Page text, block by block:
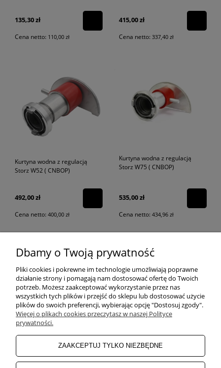
135,30 zł
Cena netto: 110,00 zł
415,00 zł
Cena netto: 337,40 zł
Kurtyna wodna z regulacją
Storz W52 ( CNBOP)
492,00 zł
Cena netto: 400,00 zł
Kurtyna wodna z regulacją
Storz W75 ( CNBOP)
535,00 zł
Cena netto: 434,96 zł
POMOC
ZAKUPY
MOJE KONTO
Dbamy o Twoją prywatność
Pliki cookies i pokrewne im technologie umożliwiają poprawne
działanie strony i pomagają nam dostosować ofertę do Twoich
potrzeb. Możesz zaakceptować wykorzystanie przez nas
wszystkich tych plików i przejść do sklepu lub dostosować użycie
plików do swoich preferencji, wybierając opcję "Dostosuj zgody".
Więcej o plikach cookies przeczytasz w naszej Polityce
prywatności.
ZAAKCEPTUJ TYLKO NIEZBĘDNE